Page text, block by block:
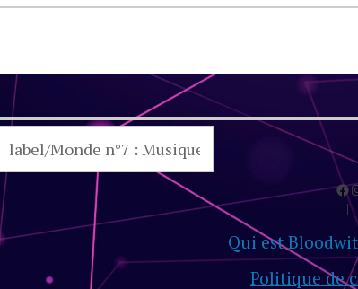
Qui est
Politique de